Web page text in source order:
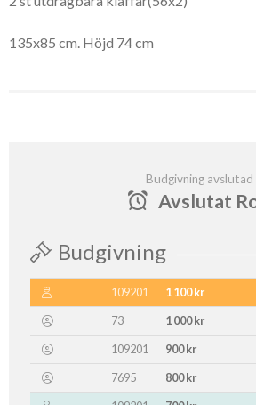
135x85 cm. Höjd 74 cm
Budgivning avslutad
Avslutat
Budgivning
109201 1 100 kr
73
1 000 kr
109201
900 kr
7695
800 kr